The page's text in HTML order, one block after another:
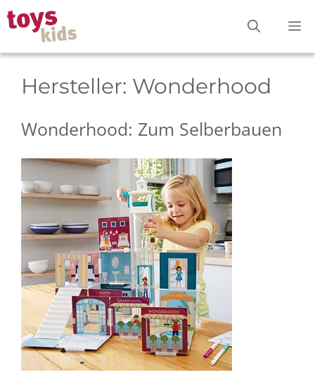
Zum
Inhalt
springen
Hersteller: Wonderhood
Wonderhood: Zum Selberbauen